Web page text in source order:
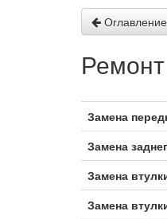
Оглавление
Замена
Замена
Замена
Замена